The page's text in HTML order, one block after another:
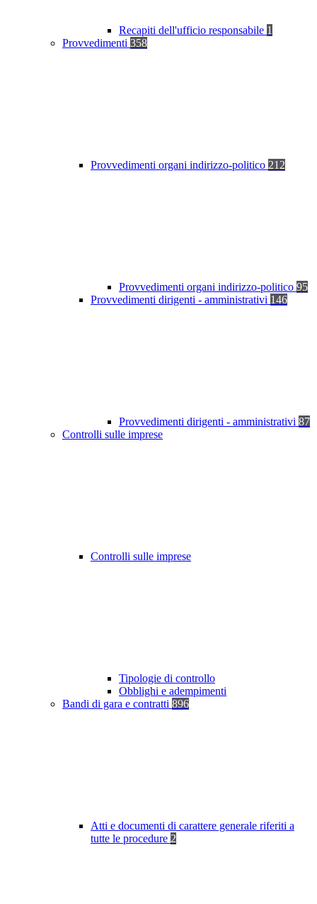
Recapiti dell'ufficio responsabile 1
Provvedimenti 358
Provvedimenti organi indirizzo-politico 212
Provvedimenti organi indirizzo-politico 95
Provvedimenti dirigenti - amministrativi 146
Provvedimenti dirigenti - amministrativi 87
Controlli sulle imprese
Controlli sulle imprese
Tipologie di controllo
Obblighi e adempimenti
Bandi di gara e contratti 896
Atti e documenti di carattere generale riferiti a
tutte le procedure 2